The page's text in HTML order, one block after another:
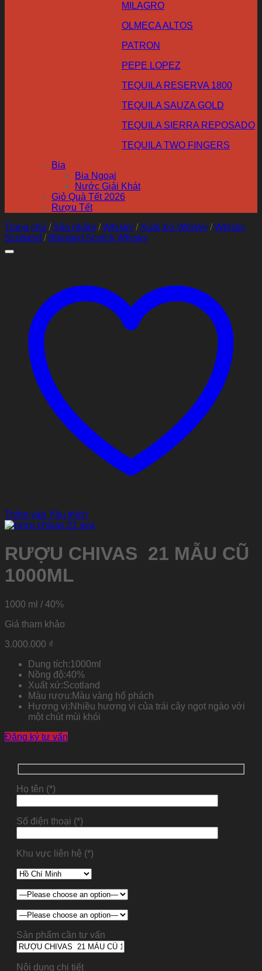
MILAGRO
OLMECA ALTOS
PATRON
PEPE LOPEZ
TEQUILA RESERVA 1800
TEQUILA SAUZA GOLD
TEQUILA SIERRA REPOSADO
TEQUILA TWO FINGERS
Bia
Bia Ngoại
Nước Giải Khát
Giỏ Quà Tết 2026
Rượu Tết
Trang chủ / Sản phẩm / Whisky / Xuất Xứ Whisky / Whisky
Scotland / Blended Scotch Whisky
Thêm vào Yêu thích
RƯỢU CHIVAS 21 MẪU CŨ
1000ML
1000 ml / 40%
Giá tham khảo
3.000.000 ₫
Dung tích:1000ml
Nồng độ:40%
Xuất xứ:Scotland
Màu rượu:Màu vàng hổ phách
Hương vị:Nhiều hương vị của trái cây ngọt ngào với
một chút mùi khói
Đăng ký tư vấn
Họ tên (*)
Số điện thoại (*)
Khu vực liên hệ (*)
Sản phẩm cần tư vấn
Nội dung chi tiết